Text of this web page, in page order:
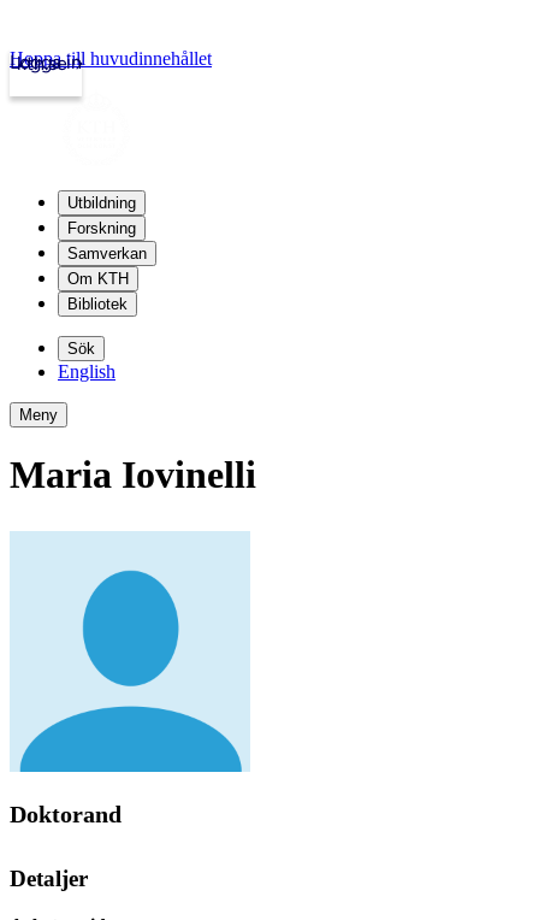
kth.se
Logga in
Hoppa till huvudinnehållet
Utbildning
Forskning
Samverkan
Om KTH
Bibliotek
Sök
English
Meny
Maria Iovinelli
Doktorand
Detaljer